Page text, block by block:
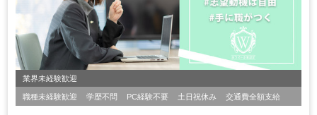
業界未経験歓迎
職種未経験歓迎 学歴不問 PC経験不要 土日祝休み 交通費全額支給